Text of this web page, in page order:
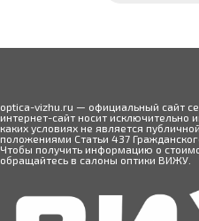
optica-vizhu.ru — официальный сайт
интернет-сайт носит исключительно
каких условиях не является
положениями Статьи 437
Чтобы получить информацию о
обращайтесь в салоны оптики ВИЖУ.